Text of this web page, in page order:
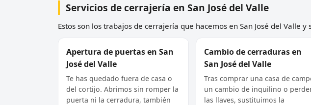
Servicios de cerrajería en San José del Valle
Estos son los trabajos de cerrajería que hacemos en San José del Valle
Apertura de puertas en San
José del Valle
Te has quedado fuera de casa o
del cortijo. Abrimos sin romper la
puerta ni la cerradura, también
Cambio de cerraduras en
San José del Valle
Tras comprar una casa de
un cambio de inquilino o
las llaves, sustituimos la